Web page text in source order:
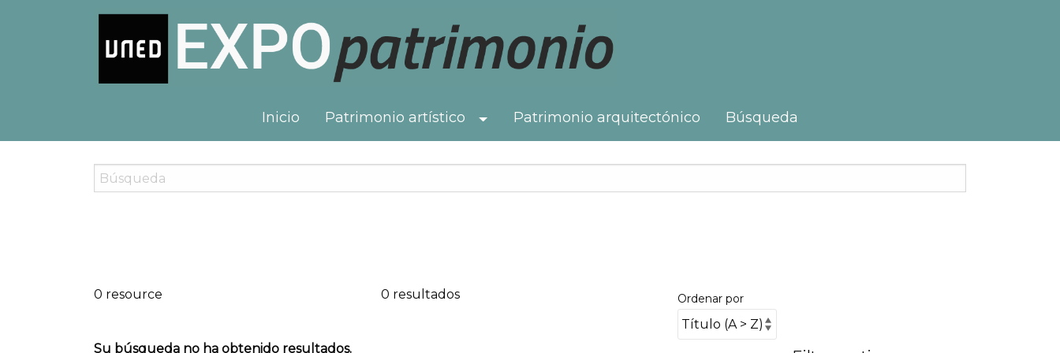
Inicio Patrimonio artístico Toggle Dropdown
Patrimonio arquitectónico Búsqueda
0 resource 0 resultados Ordenar por
Su búsqueda no ha obtenido resultados.